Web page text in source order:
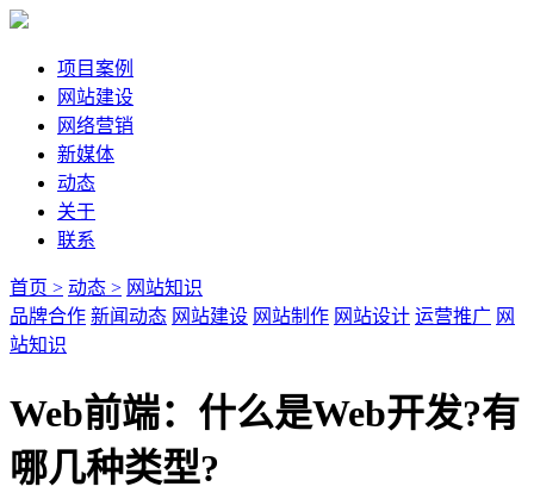
项目案例
网站建设
网络营销
新媒体
动态
关于
联系
首页 > 动态 > 网站知识
品牌合作 新闻动态 网站建设 网站制作 网站设计 运营推广 网
站知识
Web前端：什么是Web开发?有
哪几种类型?